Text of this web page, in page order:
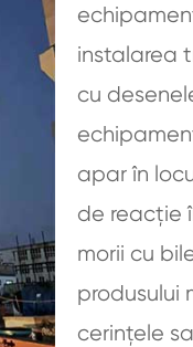
instalarea
cu
apar în
de reacție
morii cu
produsului
cerințele